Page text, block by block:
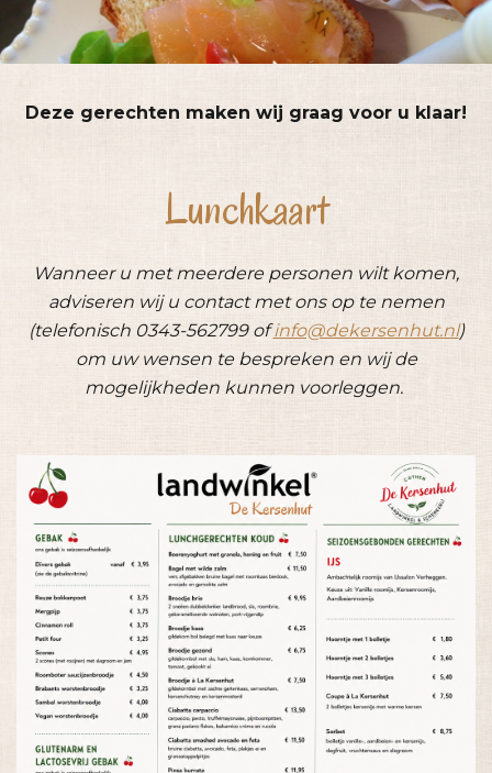
Deze gerechten maken wij graag voor u klaar!
Lunchkaart
Wanneer u met meerdere personen wilt komen,
adviseren wij u contact met ons op te nemen
(telefonisch 0343-562799 ofinfo@dekersenhut.nl)
om uw wensen te bespreken en wij de
mogelijkheden kunnen voorleggen.